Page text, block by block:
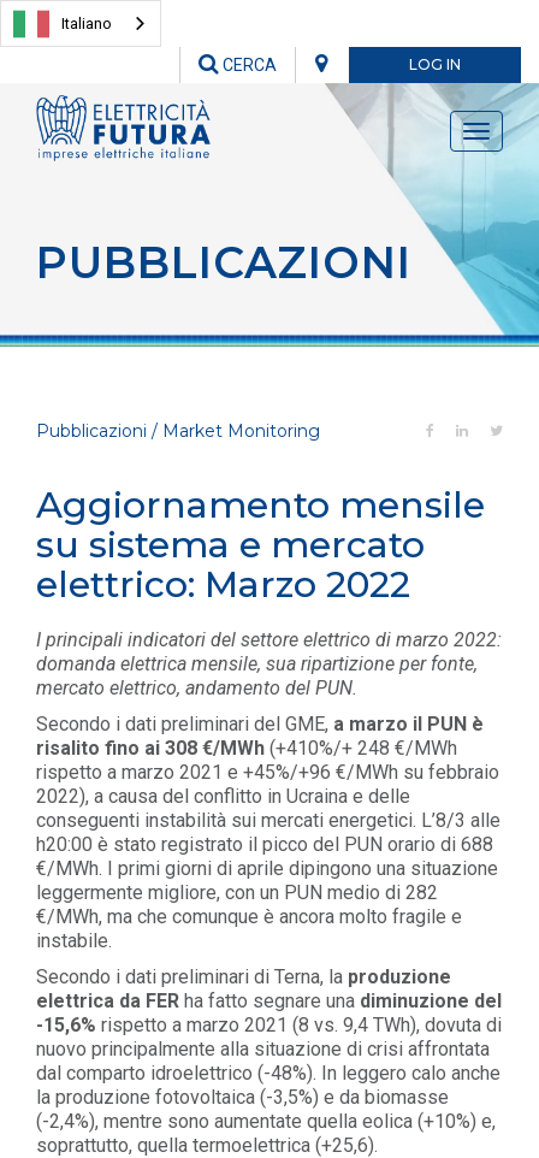
Italiano
LOG IN
CERCA
Toggle
PUBBLICAZIONI
Pubblicazioni / Market Monitoring
Aggiornamento mensile
su sistema e mercato
elettrico: Marzo 2022
I principali indicatori del settore elettrico di marzo 2022:
domanda elettrica mensile, sua ripartizione per fonte,
mercato elettrico, andamento del PUN.
Secondo i dati preliminari del GME, a marzo il PUN è
risalito fino ai 308 €/MWh (+410%/+ 248 €/MWh
rispetto a marzo 2021 e +45%/+96 €/MWh su febbraio
2022), a causa del conflitto in Ucraina e delle
conseguenti instabilità sui mercati energetici. L’8/3 alle
h20:00 è stato registrato il picco del PUN orario di 688
€/MWh. I primi giorni di aprile dipingono una situazione
leggermente migliore, con un PUN medio di 282
€/MWh, ma che comunque è ancora molto fragile e
instabile.
Secondo i dati preliminari di Terna, la produzione
elettrica da FER ha fatto segnare una diminuzione del
-15,6% rispetto a marzo 2021 (8 vs. 9,4 TWh), dovuta di
nuovo principalmente alla situazione di crisi affrontata
dal comparto idroelettrico (-48%). In leggero calo anche
la produzione fotovoltaica (-3,5%) e da biomasse
(-2,4%), mentre sono aumentate quella eolica (+10%) e,
soprattutto, quella termoelettrica (+25,6).